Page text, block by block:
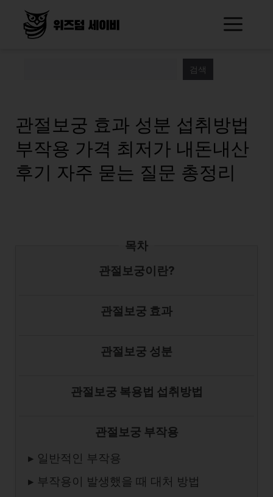
검색
관절보궁 효과 성분 섭취방법
부작용 가격 최저가 내돈내산
후기 자주 묻는 질문 총정리
목차
관절보궁이란?
관절보궁 효과
관절보궁 성분
관절보궁 복용법 섭취방법
관절보궁 부작용
▸ 일반적인 부작용
▸ 부작용이 발생했을 때 대처 방법